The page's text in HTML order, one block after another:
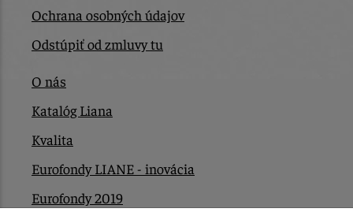
Ochrana osobných údajov
Odstúpiť od zmluvy tu
O nás
Katalóg Liana
Kvalita
Eurofondy LIANE - inovácia
Eurofondy 2019